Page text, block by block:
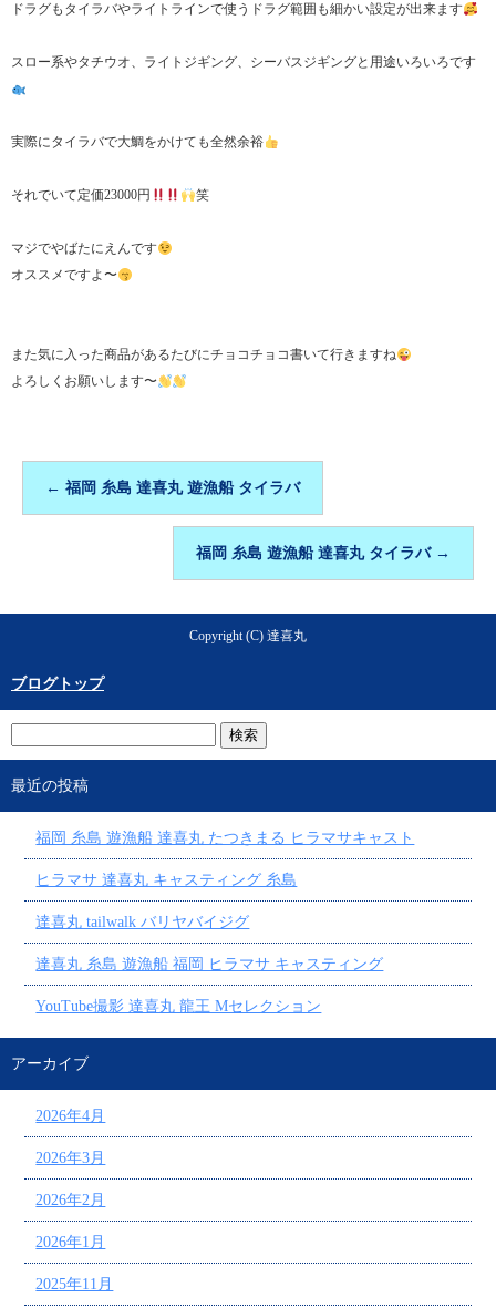
ドラグもタイラバやライトラインで使うドラグ範囲も細かい設定が出来ます
スロー系やタチウオ、ライトジギング、シーバスジギングと用途いろいろです
実際にタイラバで大鯛をかけても全然余裕
それでいて定価23000円 笑
マジでやばたにえんです
オススメですよ〜
また気に入った商品があるたびにチョコチョコ書いて行きますね
よろしくお願いします〜
← 福岡 糸島 達喜丸 遊漁船 タイラバ
福岡 糸島 遊漁船 達喜丸 タイラバ →
Copyright (C) 達喜丸
ブログトップ
最近の投稿
福岡 糸島 遊漁船 達喜丸 たつきまる ヒラマサキャスト
ヒラマサ 達喜丸 キャスティング 糸島
達喜丸 tailwalk バリヤバイジグ
達喜丸 糸島 遊漁船 福岡 ヒラマサ キャスティング
YouTube撮影 達喜丸 龍王 Mセレクション
アーカイブ
2026年4月
2026年3月
2026年2月
2026年1月
2025年11月